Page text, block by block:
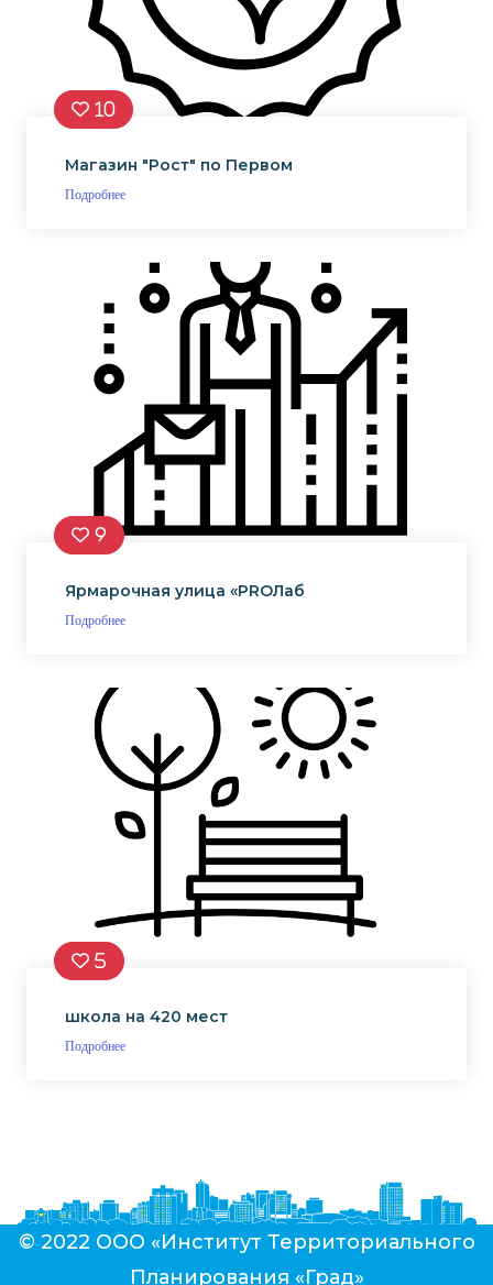
10
Магазин "Рост" по Первом
Подробнее
9
Ярмарочная улица «PROЛаб
Подробнее
5
школа на 420 мест
Подробнее
© 2022 ООО «Институт Территориального
Планирования «Град»